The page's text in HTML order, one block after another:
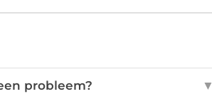
probleem? ▼